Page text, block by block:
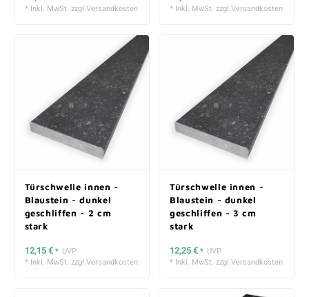
* Inkl. MwSt. zzgl.Versandkosten
* Inkl. MwSt. zzgl.Versandkosten
Türschwelle innen -
Blaustein - dunkel
geschliffen - 2 cm
stark
12,15 €* UVP
* Inkl. MwSt. zzgl.Versandkosten
Türschwelle innen -
Blaustein - dunkel
geschliffen - 3 cm
stark
12,25 €* UVP
* Inkl. MwSt. zzgl.Versandkosten